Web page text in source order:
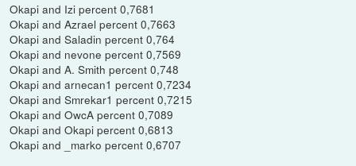
Okapi and Izi percent 0,7681
Okapi and Azrael percent 0,7663
Okapi and Saladin percent 0,764
Okapi and nevone percent 0,7569
Okapi and A. Smith percent 0,748
Okapi and arnecan1 percent 0,7234
Okapi and Smrekar1 percent 0,7215
Okapi and OwcA percent 0,7089
Okapi and Okapi percent 0,6813
Okapi and _marko percent 0,6707